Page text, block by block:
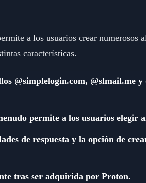
a los usuarios crear numerosos
características.
@simplelogin.com, @slmail.me y
permite a los usuarios elegir
de respuesta y la opción de
tras ser adquirida por Proton.